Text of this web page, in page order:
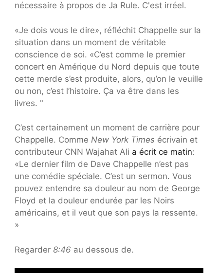
nécessaire à propos de Ja Rule. C'est irréel.
«Je dois vous le dire», réfléchit Chappelle sur la
situation dans un moment de véritable
conscience de soi. «C’est comme le premier
concert en Amérique du Nord depuis que toute
cette merde s’est produite, alors, qu’on le veuille
ou non, c’est l’histoire. Ça va être dans les
livres. "
C’est certainement un moment de carrière pour
Chappelle. Comme New York Times écrivain et
contributeur CNN Wajahat Ali a écrit ce matin:
«Le dernier film de Dave Chappelle n’est pas
une comédie spéciale. C’est un sermon. Vous
pouvez entendre sa douleur au nom de George
Floyd et la douleur endurée par les Noirs
américains, et il veut que son pays la ressente.
»
Regarder 8:46 au dessous de.